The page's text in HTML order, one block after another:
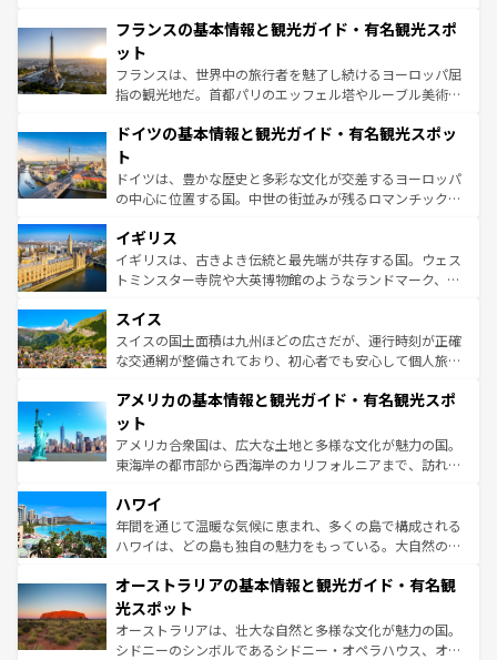
なお、新着のイタリア情報はコンテンツ一覧を参照してほ
しい。
文化が根付くこの国では、情熱的なフラメンコ、熱気あふ
れる闘牛、そして美味しいタパスが生活の一部となってい
る。首都マドリードの洗練された雰囲気や、バルセロナの
アートに溢れた街角から、地方では古代ローマ遺跡や中世
せる。地方によって風土や気候が異なるスペインはその個
ンテンツ一覧 を参照してほしい。
フランスの基本情報と観光ガイド・有名観光スポ
ット
フランスは、世界中の旅行者を魅了し続けるヨーロッパ屈
指の観光地だ。首都パリのエッフェル塔やルーブル美術館
で、幅広い魅力が詰まっている。華麗な宮殿、歴史的な大
聖堂、美しいビーチ、そして豊かな自然が、訪れる者を心
から魅了する。また、フランスは美食の国としても知ら
れ、フランス料理はユネスコ無形文化遺産にも登録されて
香り高いラベンダー畑など、多彩な楽しみ方が可能だ。さ
らに、パリ以外の地域にも魅力が溢れており、どの街角に
も豊かな歴史と文化が息づいている。パリ以外の個性あふ
を参照してほしい。
ドイツの基本情報と観光ガイド・有名観光スポッ
ト
ドイツは、豊かな歴史と多彩な文化が交差するヨーロッパ
の中心に位置する国。中世の街並みが残るロマンチック街
顔を持つこの国は、どこを歩いても飽きることがない。ベ
ルリンの文化的活気、バイエルン州のアルプスの絶景、そ
してライン川沿いのワイン畑といった風景は必見。ビール
は、お酒好きな人にはぜひ体験してほしい。 なお、新着の
ドイツ情報はコンテンツ一覧を参照してほしい。
イギリス
イギリスは、古きよき伝統と最先端が共存する国。ウェス
トミンスター寺院や大英博物館のようなランドマーク、歴
リアごとに異なる魅力がある。また、優雅なアフタヌーン
ティー、ビール好きにはたまらない英国パブ、サッカー観
戦など、本場だからこそできる体験も豊富。イギリスを旅
ンツ一覧を参照してほしい。
スイス
スイスの国土面積は九州ほどの広さだが、運行時刻が正確
な交通網が整備されており、初心者でも安心して個人旅行
の建物がそのまま残る町や、スイスならではのユニークな
博物館もあり、アルプス観光だけでなく町歩きも満喫する
ことができる。国民の所得が高いため物価も高いが、旅行
者向けの交通パス提供のサービスもあり、うまく活用すれ
着のスイス情報は
アメリカの基本情報と観光ガイド・有名観光スポ
ット
アメリカ合衆国は、広大な土地と多様な文化が魅力の国。
東海岸の都市部から西海岸のカリフォルニアまで、訪れる
のような巨大都市は、観光、ショッピング、エンターテイ
ンメントが詰まった刺激的なスポットだ。一方、アメリカ
西部には大自然が広がり、グランドキャニオンやイエロー
部のニューオーリンズでは、音楽と美食が融合した独特の
文化が魅力。旅行者はアメリカの各地域で異なる魅力を楽
しみながら、その多様性と豊かな歴史を感じることができ
るだろう。車でのロードトリップや列車の旅も、アメリカ
ハワイ
年間を通じて温暖な気候に恵まれ、多くの島で構成される
ハワイは、どの島も独自の魅力をもっている。大自然の神
ワイ島は見逃せない。また、定番の観光地といえばオアフ
島だが、静かな自然を求めるならマウイ島やカウアイ島が
おすすめ。エメラルドグリーンに輝く海をはじめ、豊かな
文化や歴史が息づいている。「アロハスピリット」と呼ば
オーストラリアの基本情報と観光ガイド・有名観
光スポット
オーストラリアは、壮大な自然と多様な文化が魅力の国。
シドニーのシンボルであるシドニー・オペラハウス、オー